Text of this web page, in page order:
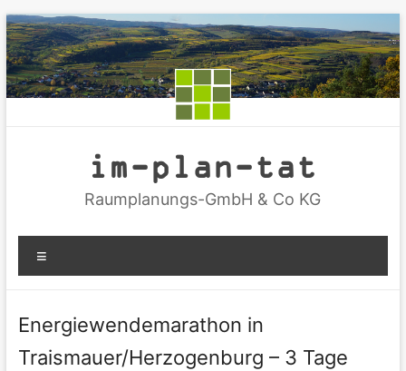
Zum
Inhalt
springen
im-plan-tat
Raumplanungs-GmbH & Co KG
Energiewendemarathon in
Traismauer/Herzogenburg – 3 Tage